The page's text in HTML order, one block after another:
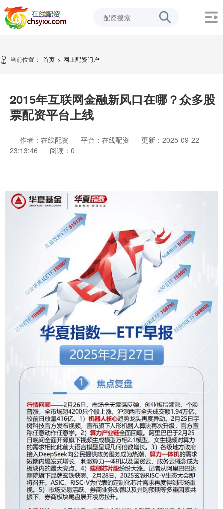
当前位置： 首页 > 网上配资门户
2015年互联网金融新风口在哪？众多股
票配资平台上线
作者：在线配资 平台：在线配资
更新：2025-09-22
23:13:46
阅读： 0